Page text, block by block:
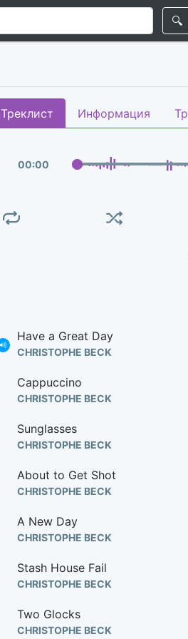
🔍
Треклист Информация
00:00
Have a Great Day
CHRISTOPHE BECK
Cappuccino
CHRISTOPHE BECK
Sunglasses
CHRISTOPHE BECK
About to Get Shot
CHRISTOPHE BECK
A New Day
CHRISTOPHE BECK
Stash House Fail
CHRISTOPHE BECK
Two Glocks
CHRISTOPHE BECK